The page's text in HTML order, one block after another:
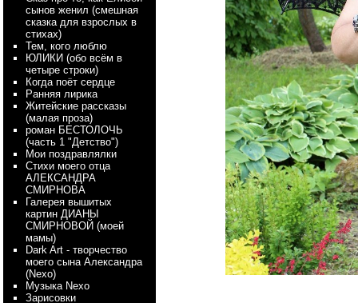
сынов женил (смешная
сказка для взрослых в
стихах)
Тем, кого люблю
ЮЛИКИ (обо всём в
четыре строки)
Когда поёт сердце
Ранняя лирика
Житейские рассказы
(малая проза)
роман БЕСТОЛОЧЬ
(часть 1 "Детство")
Мои поздравлялки
Стихи моего отца
АЛЕКСАНДРА
СМИРНОВА
Галерея вышитых
картин ДИАНЫ
СМИРНОВОЙ (моей
мамы)
Dark Art - творчество
моего сына Александра
(Nexo)
Myзыка Nexo
Зарисовки